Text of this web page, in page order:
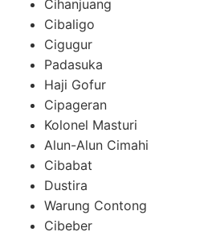
Cihanjuang
Cibaligo
Cigugur
Padasuka
Haji Gofur
Cipageran
Kolonel Masturi
Alun-Alun Cimahi
Cibabat
Dustira
Warung Contong
Cibeber